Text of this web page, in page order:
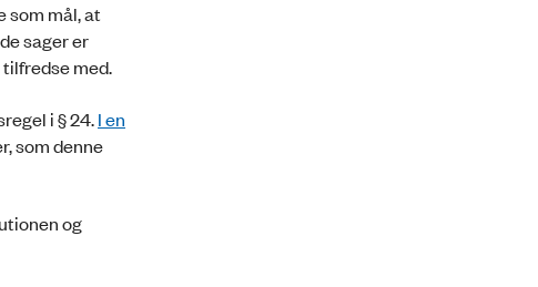
som mål, at
sager er
med.
i § 24.I en
som denne
og